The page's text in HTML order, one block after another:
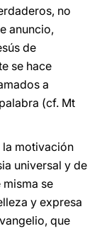
no
anuncio,
de
se hace
a
(cf. Mt
la motivación
universal y de
se
y expresa
que